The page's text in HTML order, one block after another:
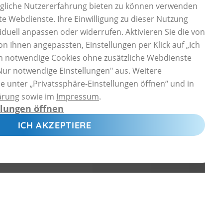
Google LLC
Cookie von Google für Website-Analysen. Erzeugt
statistische Daten darüber, wie der Besucher die
Website nutzt.
https://policies.google.com/privacy
_ga,_gat,_gid,_ga_YW7CLXHXYZ
2 Jahre
Fonts
https://policies.google.com/privacy
Nutzererfahrung bieten zu können verwenden
Webdienste. Ihre Einwilligung zu dieser Nutzung
anpassen oder widerrufen. Aktivieren Sie die von
Ihnen angepassten, Einstellungen per Klick auf „Ich
notwendige Cookies ohne zusätzliche Webdienste
notwendige Einstellungen" aus. Weitere
unter „Privatssphäre-Einstellungen öffnen“ und in
sowie im Impressum.
ICH AKZEPTIERE